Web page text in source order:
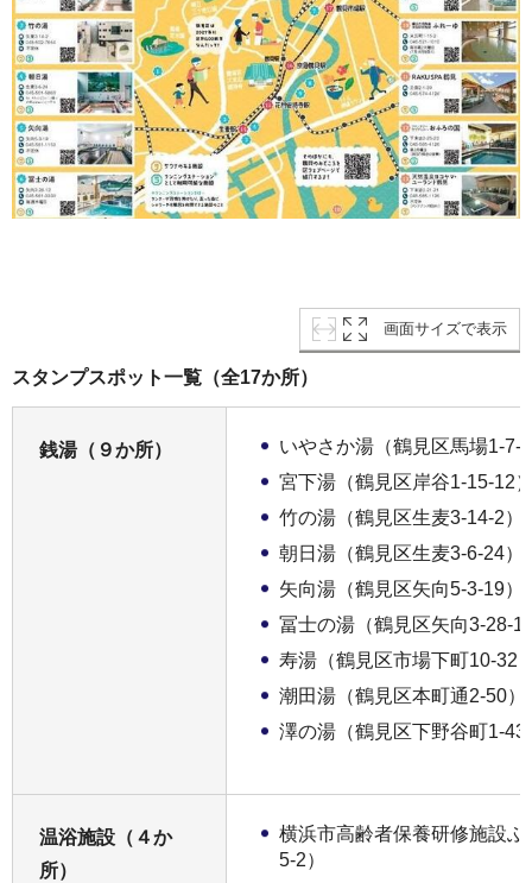
画面サイズで表示
スタンプスポット一覧（全17か所）
銭湯（９か所）
いやさか湯（鶴見区馬場1-7-
宮下湯（鶴見区岸谷1-15-12
竹の湯（鶴見区生麦3-14-2）
朝日湯（鶴見区生麦3-6-24）
矢向湯（鶴見区矢向5-3-19）
冨士の湯（鶴見区矢向3-28-
寿湯（鶴見区市場下町10-32
潮田湯（鶴見区本町通2-50）
澤の湯（鶴見区下野谷町1-43
温浴施設（４か
所）
横浜市高齢者保養研修施設
5-2）